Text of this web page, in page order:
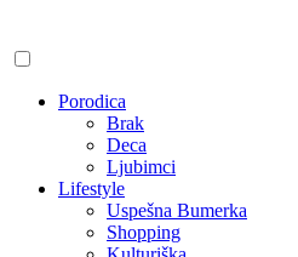
Porodica
Brak
Deca
Ljubimci
Lifestyle
Uspešna Bumerka
Shopping